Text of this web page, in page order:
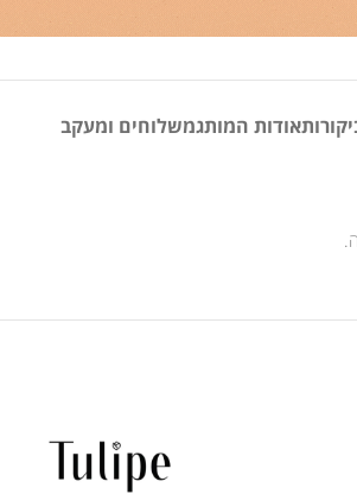
אודות המותגמשלוחים ומעקב